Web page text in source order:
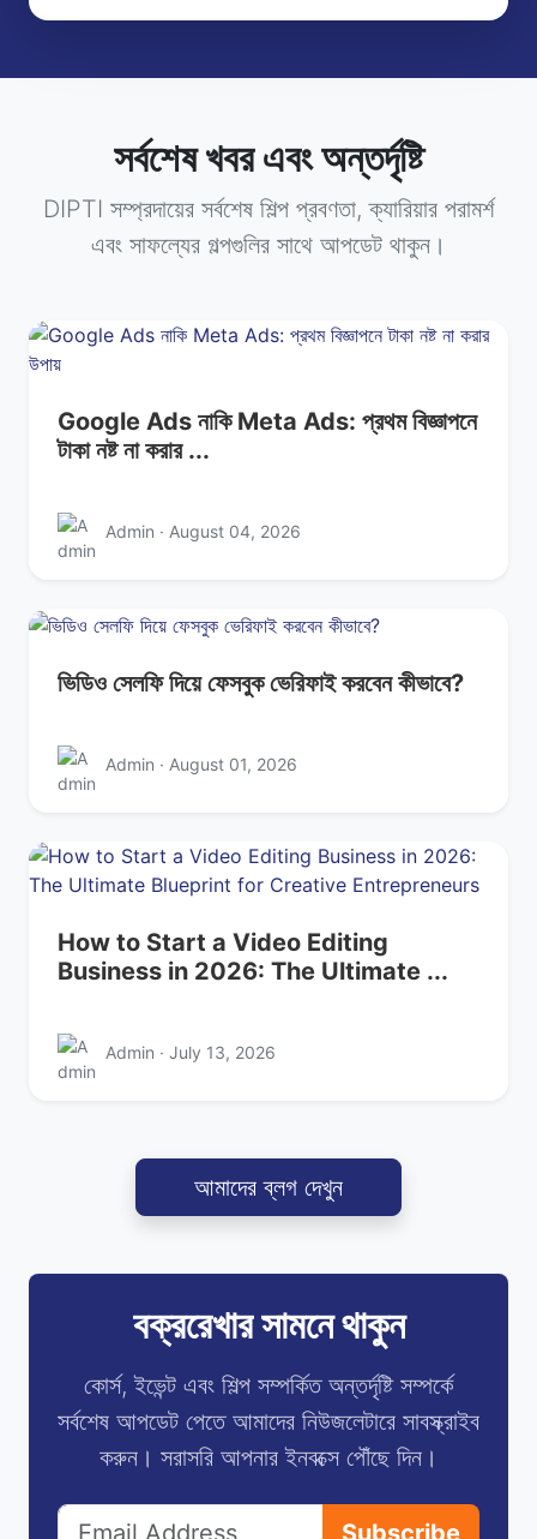
সর্বশেষ খবর এবং অন্তর্দৃষ্টি
DIPTI সম্প্রদায়ের সর্বশেষ শিল্প প্রবণতা, ক্যারিয়ার পরামর্শ
এবং সাফল্যের গল্পগুলির সাথে আপডেট থাকুন।
Google Ads নাকি Meta Ads: প্রথম বিজ্ঞাপনে
টাকা নষ্ট না করার ...
Admin · August 04, 2026
ভিডিও সেলফি দিয়ে ফেসবুক ভেরিফাই করবেন কীভাবে?
Admin · August 01, 2026
How to Start a Video Editing
Business in 2026: The Ultimate ...
Admin · July 13, 2026
আমাদের ব্লগ দেখুন
বক্ররেখার সামনে থাকুন
কোর্স, ইভেন্ট এবং শিল্প সম্পর্কিত অন্তর্দৃষ্টি সম্পর্কে
সর্বশেষ আপডেট পেতে আমাদের নিউজলেটারে সাবস্ক্রাইব
করুন। সরাসরি আপনার ইনবক্সে পৌঁছে দিন।
Subscribe